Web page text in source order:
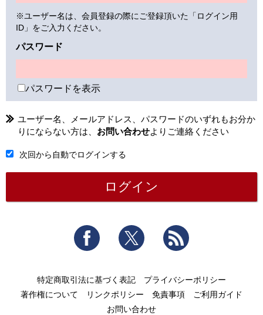
※ユーザー名は、会員登録の際にご登録頂いた「ログイン用
ID」をご入力ください。
パスワード
パスワードを表示
ユーザー名、メールアドレス、パスワードのいずれもお分か
りにならない方は、 お問い合わせよりご連絡ください
次回から自動でログインする
Facebook Twitter
特定商取引法に基づく表記
プライバシーポリシー
著作権について
リンクポリシー 免責事項
ご利用ガイド
お問い合わせ